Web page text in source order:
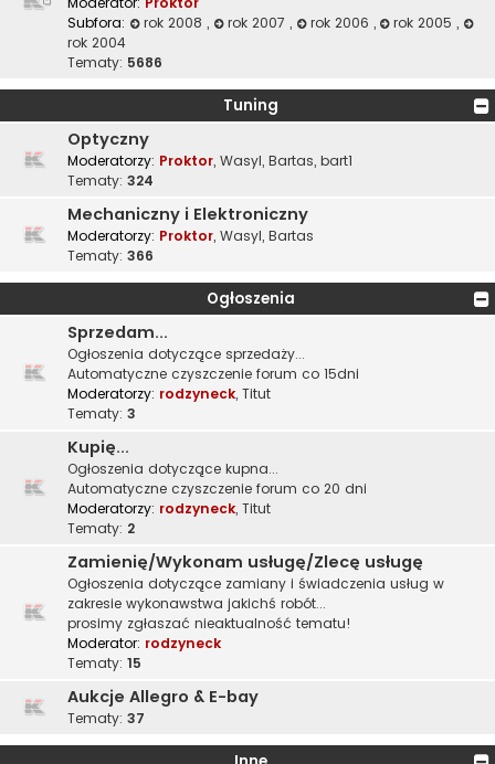
Subfora:
rok 2008 , rok 2007 , rok 2006 , rok 2005,
rok 2004
Tematy: 5686
Tuning
Optyczny
Moderatorzy: Proktor, Wasyl, Bartas, bart1
Tematy: 324
Mechaniczny i Elektroniczny
Moderatorzy: Proktor, Wasyl, Bartas
Tematy: 366
Ogłoszenia
Sprzedam...
Ogłoszenia dotyczące sprzedaży...
Automatyczne czyszczenie forum co 15dni
Moderatorzy: rodzyneck, Titut
Tematy: 3
Kupię...
Ogłoszenia dotyczące kupna...
Automatyczne czyszczenie forum co 20 dni
Moderatorzy: rodzyneck, Titut
Tematy: 2
Zamienię/Wykonam usługę/Zlecę usługę
Ogłoszenia dotyczące zamiany i świadczenia usług w
zakresie wykonawstwa jakichś robót...
prosimy zgłaszać nieaktualność tematu!
Moderator: rodzyneck
Tematy: 15
Aukcje Allegro & E-bay
Tematy: 37